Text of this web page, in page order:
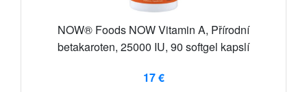
NOW® Foods NOW Vitamin A, Přírodní
betakaroten, 25000 IU, 90 softgel kapslí
17 €